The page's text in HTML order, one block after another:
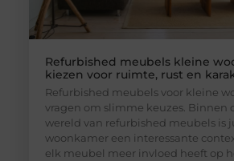
Refurbished meubels kleine
kiezen voor ruimte, rust en
Refurbished meubels voor kleine
vragen om slimme keuzes. Binnen
wereld van refurbished meubels is
woonkamer een interessante
elk meubel meer invloed heeft op